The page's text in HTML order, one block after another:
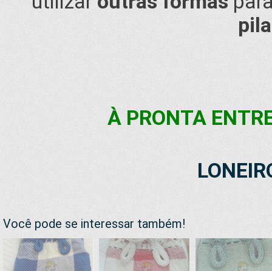
À PRONTA
Você pode se interessar também!